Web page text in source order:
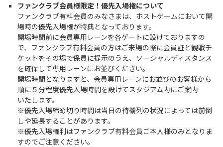
ファンクラブ会員様限定！優先入場権について
ファンクラブ有料会員のみなさまは、ホストゲームにおいて開
場時の優先入場権が特典となっております。
開場時間前に会員専用レーンを各ゲートに設けておりますの
で、ファンクラブ有料会員の方はご来場の際に会員証と観戦チ
ケットをその場で係員に提示のうえ、ソーシャルディスタンス
を確保して専用レーンにお並びください。
開場時間となりますと、会員専用レーンにお並びのお客様から
順に５分程度優先入場時間を設けてスタジアム内にご案内
いたします。
※優先入場締め切り時間は当日の待機列の状況によっては前倒
しや延長することがあります。
※優先入場権利はファンクラブ有料会員ご本人様のみとなりま
すのでご注意ください。